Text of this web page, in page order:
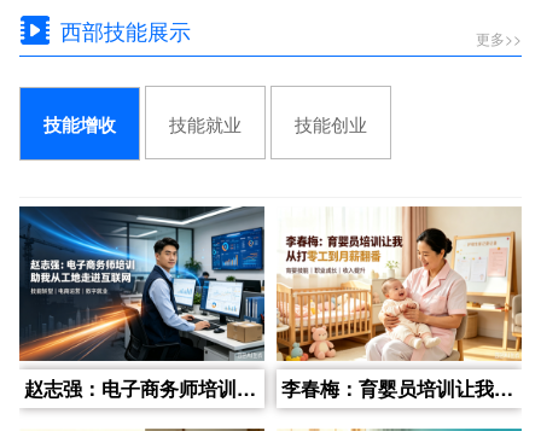
西部技能展示 更多>>
技能增收 技能就业 技能创业
赵志强：电子商务师培训助我从工地走进互联网 李春梅：育婴员培训让我从打零工到月薪翻番